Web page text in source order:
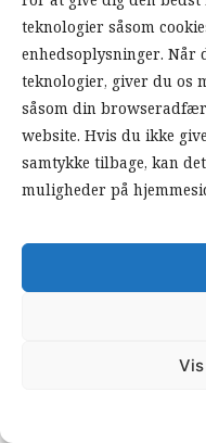
teknologier såsom
enhedsoplysninger. Når
teknologier, giver du os
såsom din
website. Hvis du ikke
samtykke tilbage, kan
muligheder på
KULTUR
ANMELDELSE
Sproget